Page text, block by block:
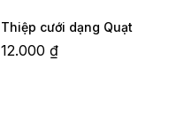
Thiệp cưới dạng Quạt
12.000 ₫